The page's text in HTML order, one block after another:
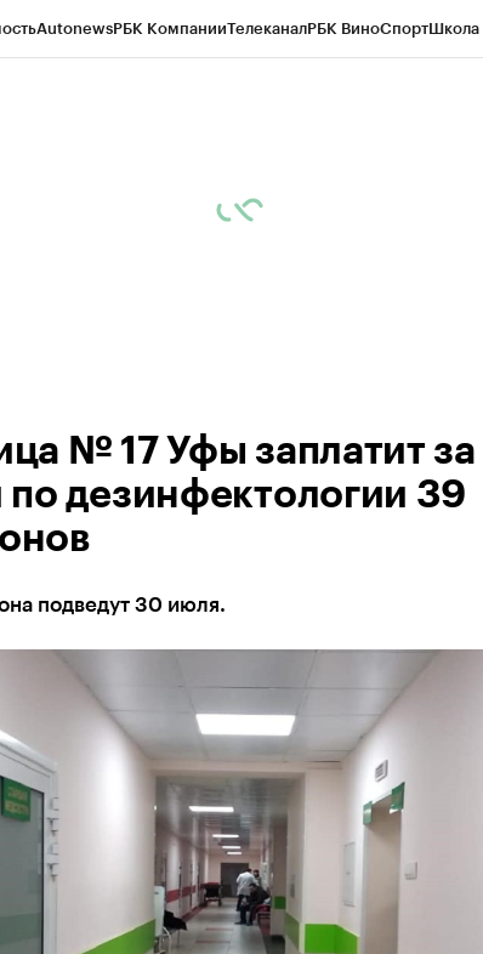
AutonewsРБК КомпанииТелеканалРБК ВиноСпортШкола
№ 17 Уфы заплатит за
по дезинфектологии 39
подведут 30 июля.